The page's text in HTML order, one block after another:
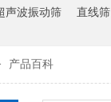
声波振动筛 直线筛
产品百科